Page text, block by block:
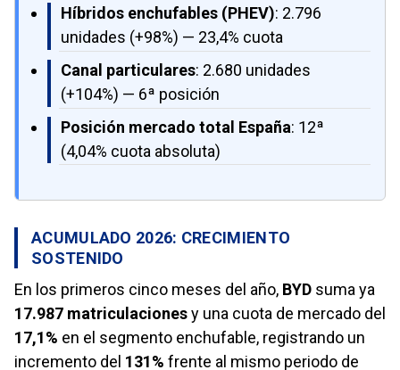
Híbridos enchufables (PHEV): 2.796
unidades (+98%) — 23,4% cuota
Canal particulares: 2.680 unidades
(+104%) — 6ª posición
Posición mercado total España: 12ª
(4,04% cuota absoluta)
ACUMULADO 2026: CRECIMIENTO
SOSTENIDO
En los primeros cinco meses del año, BYD suma ya
17.987 matriculacionesy una cuota de mercado del
17,1% en el segmento enchufable, registrando un
incremento del 131% frente al mismo periodo de